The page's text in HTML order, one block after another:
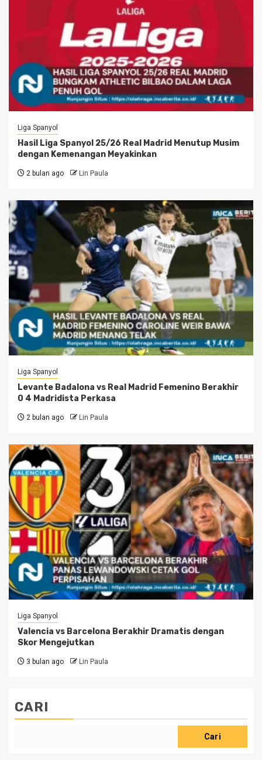
Liga Spanyol
Hasil Liga Spanyol 25/26 Real Madrid Menutup Musim
dengan Kemenangan Meyakinkan
2 bulan ago Lin Paula
Liga Spanyol
Levante Badalona vs Real Madrid Femenino Berakhir
0 4 Madridista Perkasa
2 bulan ago Lin Paula
Liga Spanyol
Valencia vs Barcelona Berakhir Dramatis dengan
Skor Mengejutkan
3 bulan ago Lin Paula
CARI
Cari